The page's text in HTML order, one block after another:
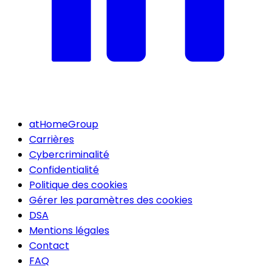
atHomeGroup
Carrières
Cybercriminalité
Confidentialité
Politique des cookies
Gérer les paramètres des cookies
DSA
Mentions légales
Contact
FAQ